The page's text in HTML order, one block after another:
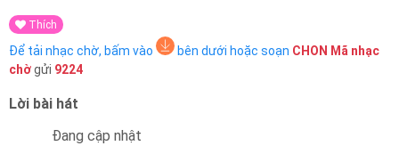
Thể
Loại
Nghệ
Thích
Để tải nhạc chờ, bấm vào bên dưới hoặc soạn CHON Mã nhạc
chờgửi 9224
Lời bài hát
Đang cập nhật